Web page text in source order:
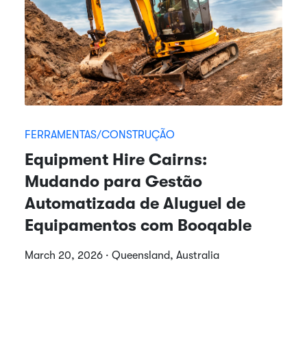
FERRAMENTAS/CONSTRUÇÃO
Equipment Hire Cairns:
Mudando para Gestão
Automatizada de Aluguel de
Equipamentos com Booqable
March 20, 2026 · Queensland, Australia